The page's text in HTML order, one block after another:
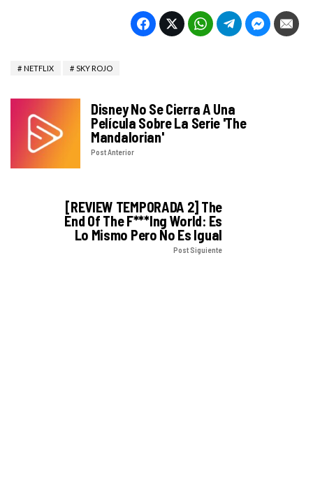
NETFLIX SKY ROJO
Disney No Se Cierra A Una
Película Sobre La Serie 'The
Mandalorian'
Post Anterior
[REVIEW TEMPORADA 2] The
End Of The F***ing World: Es
Lo Mismo Pero No Es Igual
Post Siguiente